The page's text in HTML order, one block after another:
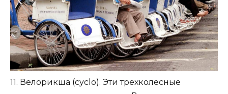
11. Велорикша (cyclo). Эти трехколесные